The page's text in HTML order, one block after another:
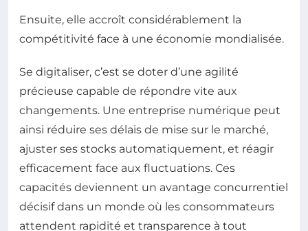
Ensuite, elle accroît considérablement la
compétitivité face à une économie mondialisée.
Se digitaliser, c’est se doter d’une agilité
précieuse capable de répondre vite aux
changements. Une entreprise numérique peut
ainsi réduire ses délais de mise sur le marché,
ajuster ses stocks automatiquement, et réagir
efficacement face aux fluctuations. Ces
capacités deviennent un avantage concurrentiel
décisif dans un monde où les consommateurs
attendent rapidité et transparence à tout